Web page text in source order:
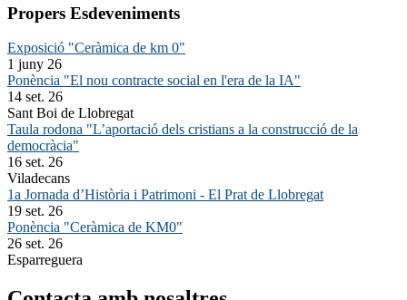
Propers Esdeveniments
Exposició "Ceràmica de km 0"
1 juny 26
Ponència "El nou contracte social en l'era de la IA"
14 set. 26
Sant Boi de Llobregat
Taula rodona "L’aportació dels cristians a la construcció de la
democràcia"
16 set. 26
Viladecans
1a Jornada d’Història i Patrimoni - El Prat de Llobregat
19 set. 26
Ponència "Ceràmica de KM0"
26 set. 26
Esparreguera